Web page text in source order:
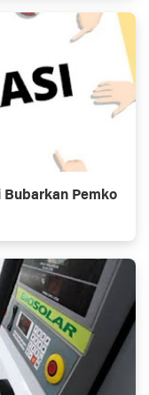
Bubarkan Pemko